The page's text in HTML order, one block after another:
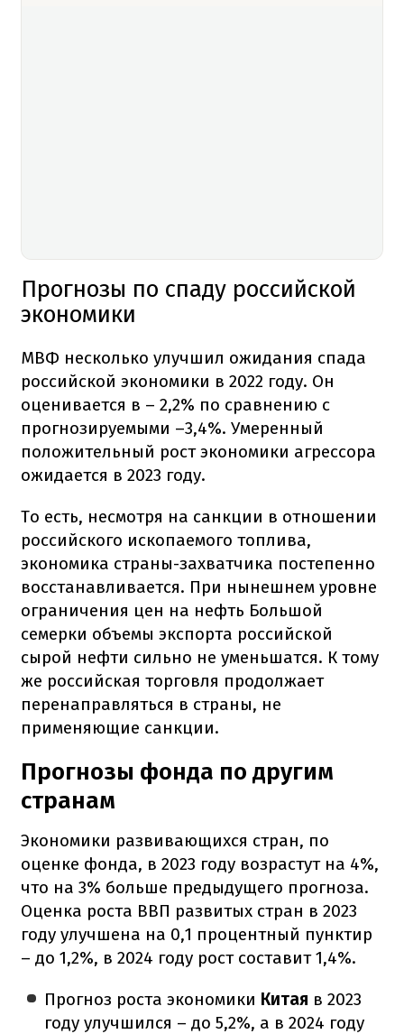
Прогнозы по спаду российской
экономики
МВФ несколько улучшил ожидания спада
российской экономики в 2022 году. Он
оценивается в – 2,2% по сравнению с
прогнозируемыми –3,4%. Умеренный
положительный рост экономики агрессора
ожидается в 2023 году.
То есть, несмотря на санкции в отношении
российского ископаемого топлива,
экономика страны-захватчика постепенно
восстанавливается. При нынешнем уровне
ограничения цен на нефть Большой
семерки объемы экспорта российской
сырой нефти сильно не уменьшатся. К тому
же российская торговля продолжает
перенаправляться в страны, не
применяющие санкции.
Прогнозы фонда по другим
странам
Экономики развивающихся стран, по
оценке фонда, в 2023 году возрастут на 4%,
что на 3% больше предыдущего прогноза.
Оценка роста ВВП развитых стран в 2023
году улучшена на 0,1 процентный пунктир
– до 1,2%, в 2024 году рост составит 1,4%.
Прогноз роста экономики Китая в 2023
году улучшился – до 5,2%, а в 2024 году